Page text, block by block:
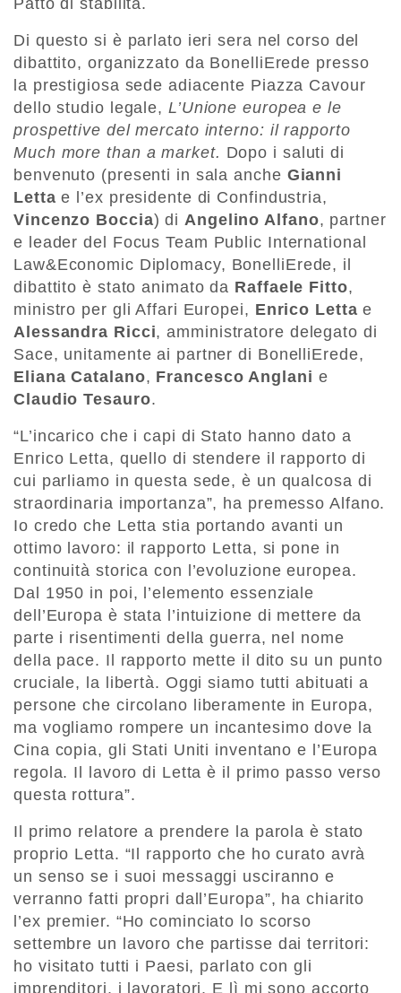
Patto di stabilità.
Di questo si è parlato ieri sera nel corso del
dibattito, organizzato da BonelliErede presso
la prestigiosa sede adiacente Piazza Cavour
dello studio legale, L’Unione europea e le
prospettive del mercato interno: il rapporto
Much more than a market. Dopo i saluti di
benvenuto (presenti in sala anche Gianni
Letta e l’ex presidente di Confindustria,
Vincenzo Boccia) di Angelino Alfano, partner
e leader del Focus Team Public International
Law&Economic Diplomacy, BonelliErede, il
dibattito è stato animato da Raffaele Fitto,
ministro per gli Affari Europei, Enrico Lettae
Alessandra Ricci, amministratore delegato di
Sace, unitamente ai partner di BonelliErede,
Eliana Catalano, Francesco Anglani e
Claudio Tesauro.
“L’incarico che i capi di Stato hanno dato a
Enrico Letta, quello di stendere il rapporto di
cui parliamo in questa sede, è un qualcosa di
straordinaria importanza”, ha premesso Alfano.
Io credo che Letta stia portando avanti un
ottimo lavoro: il rapporto Letta, si pone in
continuità storica con l’evoluzione europea.
Dal 1950 in poi, l’elemento essenziale
dell’Europa è stata l’intuizione di mettere da
parte i risentimenti della guerra, nel nome
della pace. Il rapporto mette il dito su un punto
cruciale, la libertà. Oggi siamo tutti abituati a
persone che circolano liberamente in Europa,
ma vogliamo rompere un incantesimo dove la
Cina copia, gli Stati Uniti inventano e l’Europa
regola. Il lavoro di Letta è il primo passo verso
questa rottura”.
Il primo relatore a prendere la parola è stato
proprio Letta. “Il rapporto che ho curato avrà
un senso se i suoi messaggi usciranno e
verranno fatti propri dall’Europa”, ha chiarito
l’ex premier. “Ho cominciato lo scorso
settembre un lavoro che partisse dai territori:
ho visitato tutti i Paesi, parlato con gli
imprenditori, i lavoratori. E lì mi sono accorto